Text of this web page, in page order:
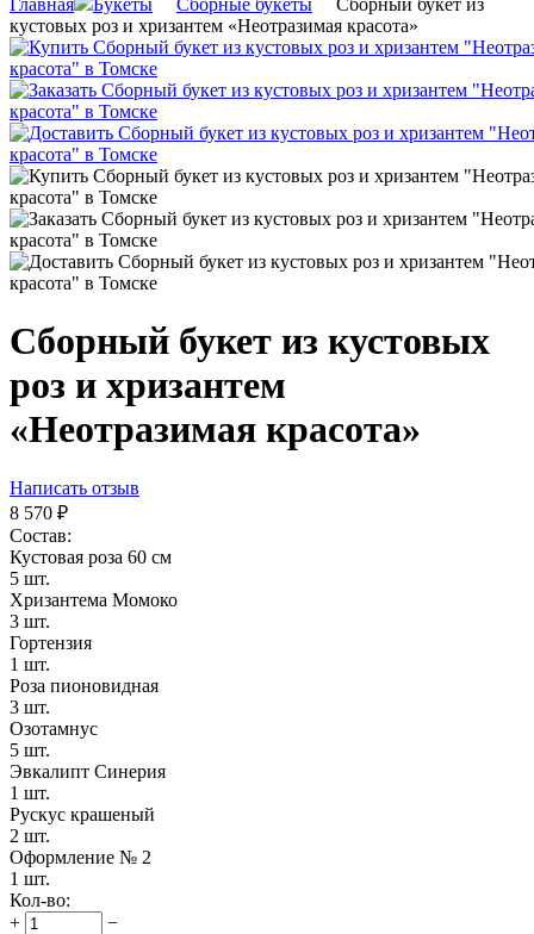
Главная Букеты Сборные букеты
Сборный букет из
кустовых роз и хризантем «Неотразимая красота»
Сборный букет из кустовых
роз и хризантем
«Неотразимая красота»
Написать отзыв
8 570 ₽
Состав:
Кустовая роза 60 см
5 шт.
Хризантема Момоко
3 шт.
Гортензия
1 шт.
Роза пионовидная
3 шт.
Озотамнус
5 шт.
Эвкалипт Синерия
1 шт.
Рускус крашеный
2 шт.
Оформление № 2
1 шт.
Кол-во:
+
−